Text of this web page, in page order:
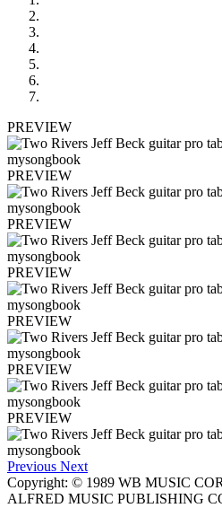
PREVIEW
PREVIEW
PREVIEW
PREVIEW
PREVIEW
PREVIEW
PREVIEW
Previous Next
Copyright: © 1989 WB MUSIC
ALFRED MUSIC PUBLISHING